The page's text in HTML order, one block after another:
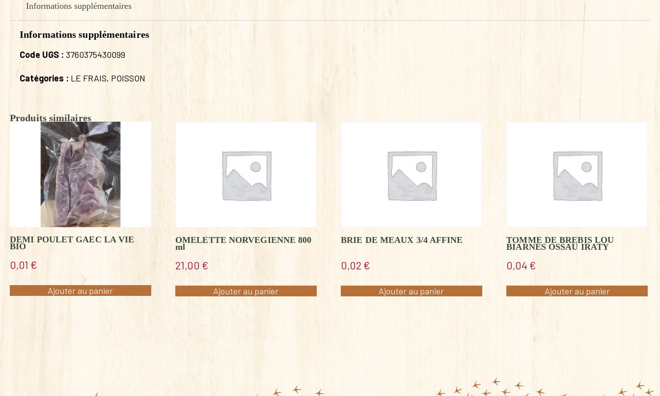
Informations supplémentaires
Informations supplémentaires
Code UGS : 3760375430099
Catégories : LE FRAIS, POISSON
Produits similaires
DEMI POULET GAEC LA VIE
BIO
0,01 €
Ajouter au panier
OMELETTE NORVEGIENNE 800
ml
21,00 €
Ajouter au panier
BRIE DE MEAUX 3/4 AFFINE
0,02 €
Ajouter au panier
TOMME DE BREBIS LOU
BIARNES OSSAU IRATY
0,04 €
Ajouter au panier